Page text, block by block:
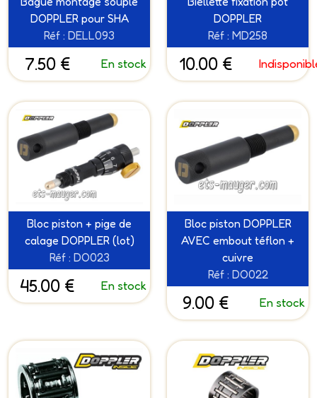
DOPPLER pour SHA
Réf : DELL093
7.50 € En stock
DOPPLER
Réf : MD258
10.00 €
Bloc piston + pige de
calage DOPPLER (lot)
Réf : DO023
45.00 € En stock
Bloc piston DOPPLER
AVEC embout téflon +
cuivre
Réf : DO022
9.00 € En stock